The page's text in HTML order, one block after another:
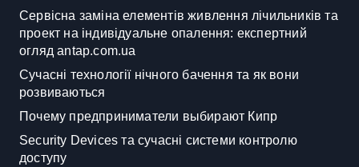
Сервісна заміна елементів живлення лічильників та
проект на індивідуальне опалення: експертний
огляд antap.com.ua
Сучасні технології нічного бачення та як вони
розвиваються
Почему предприниматели выбирают Кипр
Security Devices та сучасні системи контролю
доступу